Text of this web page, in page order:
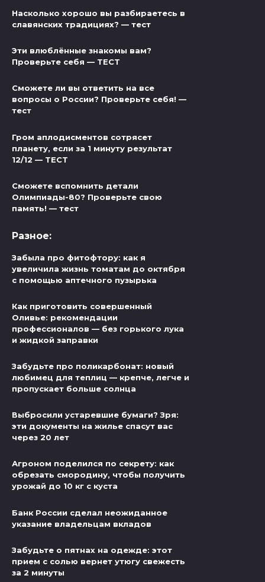
Насколько хорошо вы разбираетесь в
славянских традициях? — тест
Эти влюблённые знакомы вам?
Проверьте себя — ТЕСТ
Сможете ли вы ответить на все
вопросы о России? Проверьте себя! —
тест
Гром аплодисментов сотрясет
планету, если за 1 минуту результат
12/12 — ТЕСТ
Сможете вспомнить детали
Олимпиады-80? Проверьте свою
память! — тест
Разное:
Забыла про фитофтору: как я
увеличила жизнь томатам до октября
с помощью аптечного пузырька
Как приготовить совершенный
Оливье: рекомендации
профессионалов — без горького лука
и жидкой заправки
Забудьте про поликарбонат: новый
любимец для теплиц — крепче, легче и
пропускает больше солнца
Выбросили устаревшие бумаги? Зря:
эти документы на жилье спасут вас
через 20 лет
Агроном поделился по секрету: как
обрезать смородину, чтобы получить
урожай до 10 кг с куста
Банк России сделал неожиданное
указание владельцам вкладов
Забудьте о пятнах на одежде: этот
прием с солью вернет утюгу свежесть
за 2 минуты